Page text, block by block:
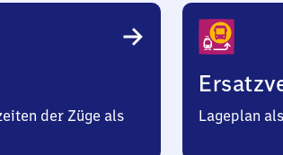
der Züge als
Lageplan